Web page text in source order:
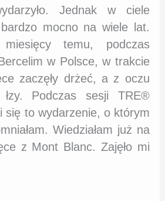
Jednak w ciele
mocno na wiele lat.
temu, podczas
w Polsce, w trakcie
zaczęły drżeć, a z oczu
łzy. Podczas sesji TRE®
się to wydarzenie, o którym
Wiedziałam już na
z Mont Blanc. Zajęło mi